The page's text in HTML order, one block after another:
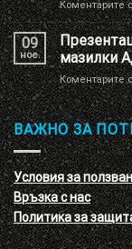
Коментарите
09
ное.
мазилки
Коментарите
ВАЖНО ЗА
Условия за
Връзка с нас
Политика за